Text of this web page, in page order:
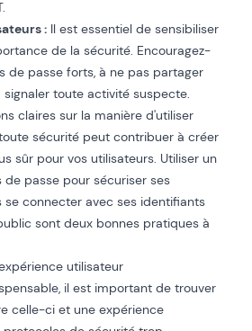
: Il est essentiel de sensibiliser
de la sécurité. Encouragez-
de passe forts, à ne pas partager
toute activité suspecte.
claires sur la manière d'utiliser
sécurité peut contribuer à créer
sûr pour vos utilisateurs. Utiliser un
passe pour sécuriser ses
connecter avec ses identifiants
sont deux bonnes pratiques à
utilisateur
il est important de trouver
celle-ci et une expérience